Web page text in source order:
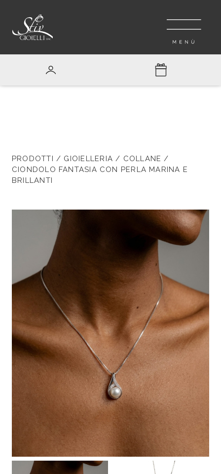
PRODOTTI / GIOIELLERIA / COLLANE /
CIONDOLO FANTASIA CON PERLA MARINA E
BRILLANTI